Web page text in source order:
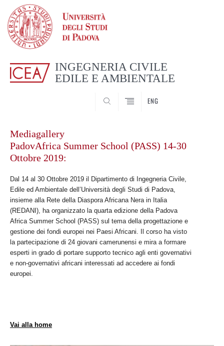
INGEGNERIA CIVILE
EDILE E AMBIENTALE
ENG
Mediagallery
PadovAfrica Summer School (PASS) 14-30
Ottobre 2019:
Dal 14 al 30 Ottobre 2019 il Dipartimento di Ingegneria Civile,
Edile ed Ambientale dell’Università degli Studi di Padova,
insieme alla Rete della Diaspora Africana Nera in Italia
(REDANI), ha organizzato la quarta edizione della Padova
Africa Summer School (PASS) sul tema della progettazione e
gestione dei fondi europei nei Paesi Africani. Il corso ha visto
la partecipazione di 24 giovani camerunensi e mira a formare
esperti in grado di portare supporto tecnico agli enti governativi
e non-governativi africani interessati ad accedere ai fondi
europei.
Vai alla home